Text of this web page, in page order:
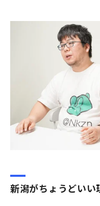
新潟がちょうどいい